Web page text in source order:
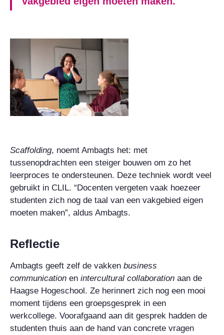
Scaffolding, noemt Ambagts het: met
tussenopdrachten een steiger bouwen om zo het
leerproces te ondersteunen. Deze techniek wordt veel
gebruikt in CLIL. “Docenten vergeten vaak hoezeer
studenten zich nog de taal van een vakgebied eigen
moeten maken”, aldus Ambagts.
Reflectie
Ambagts geeft zelf de vakken business
communication en intercultural collaboration aan de
Haagse Hogeschool. Ze herinnert zich nog een mooi
moment tijdens een groepsgesprek in een
werkcollege. Voorafgaand aan dit gesprek hadden de
studenten thuis aan de hand van concrete vragen